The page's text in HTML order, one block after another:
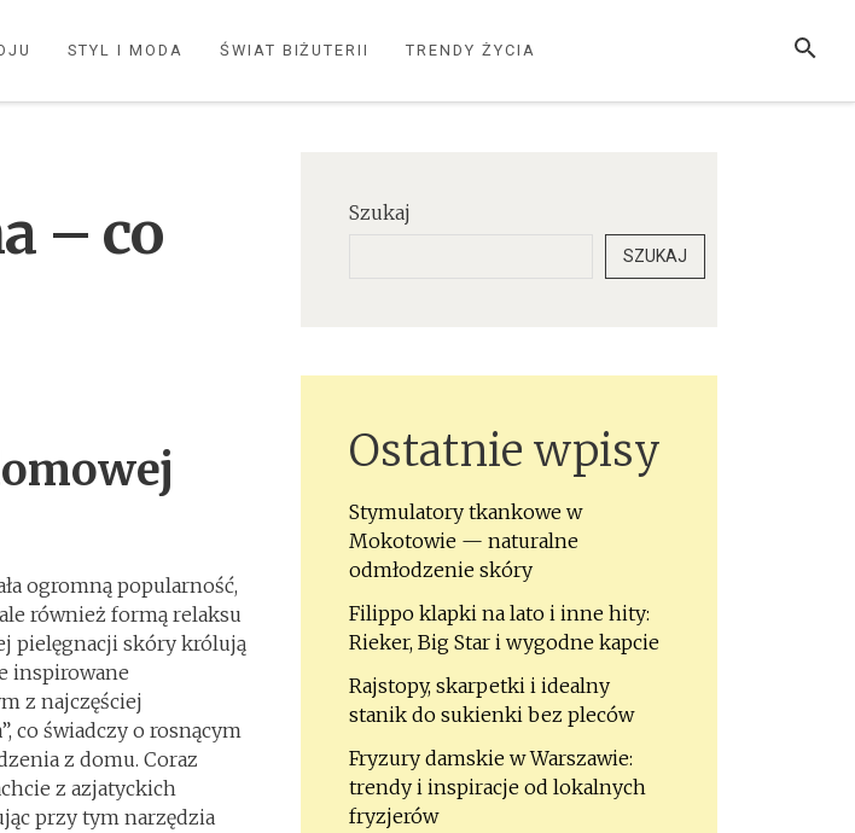
SZUKAJ
STYL I MODA ŚWIAT BIŻUTERII TRENDY ŻYCIA
– co
ogromną popularność,
również formą relaksu
pielęgnacji skóry królują
inspirowane
z najczęściej
co świadczy o rosnącym
z domu. Coraz
z azjatyckich
przy tym narzędzia
Szukaj
SZUKAJ
Ostatnie wpisy
Stymulatory tkankowe w
Mokotowie — naturalne
odmłodzenie skóry
Filippo klapki na lato i inne hity:
Rieker, Big Star i wygodne kapcie
Rajstopy, skarpetki i idealny
stanik do sukienki bez pleców
Fryzury damskie w Warszawie:
trendy i inspiracje od lokalnych
fryzjerów